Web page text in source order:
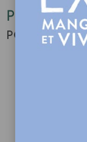
POUR LA
Dans le bol
mélanger
pendant
soit
Former une